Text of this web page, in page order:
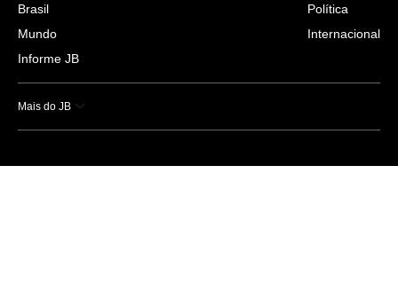
Brasil
Mundo
Informe JB
Política
Internacional
Mais do JB
Esportes